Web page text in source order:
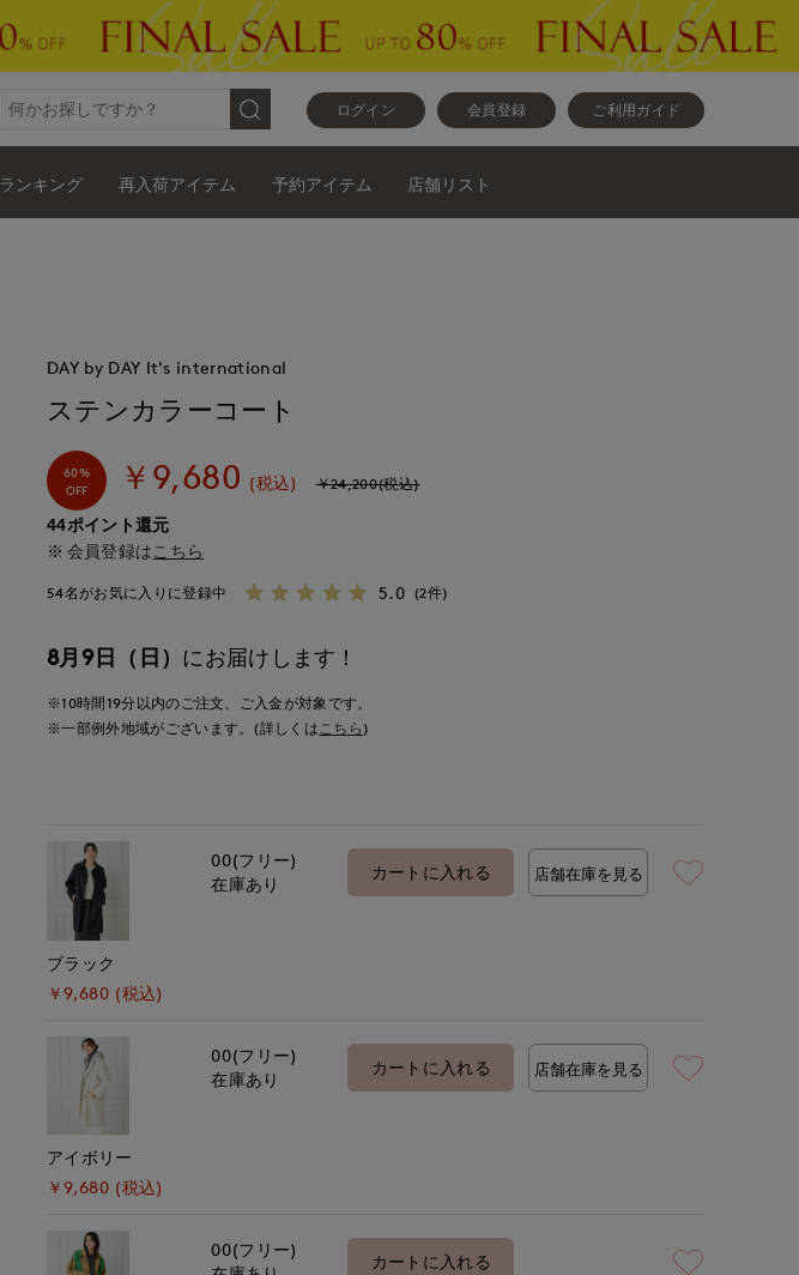
ログイン 会員登録 ご利用ガイド
ランキング 再入荷アイテム 予約アイテム 店舗リスト
モデル身長:167cm
DAY by DAY It's international
ステンカラーコート
60%
OFF
￥9,680 (税込) ￥24,200(税込)
44ポイント還元
会員登録は こちら
54名がお気に入りに登録中 5.0 (2件)
8月9日（日） にお届けします！
※10時間19分以内のご注文、ご入金が対象です。
※一部例外地域がございます。(詳しくはこちら )
ブラック
￥9,680 (税込)
00(フリー)
在庫あり
カートに入れる 店舗在庫を見る
アイボリー
￥9,680 (税込)
00(フリー)
在庫あり
カートに入れる 店舗在庫を見る
00(フリー)
カートに入れる